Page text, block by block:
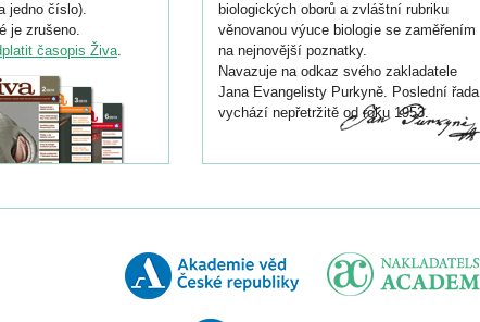
jedno číslo).
je zrušeno.
časopis Živa.
biologických oborů a zvláštní rubriku
věnovanou výuce biologie se zaměřením
na nejnovější poznatky.
Navazuje na odkaz svého zakladatele
Jana Evangelisty Purkyně. Poslední řada
vychází nepřetržitě od roku 1953.